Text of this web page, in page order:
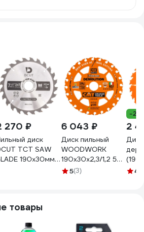
270 ₽
диск
TCT SAW
190х30мм
6 043 ₽
Диск пильный
WOODWORK
190x30x2,3/1,2 5
ATB Z=24
5(3)
-
2
мм;4.8
товары